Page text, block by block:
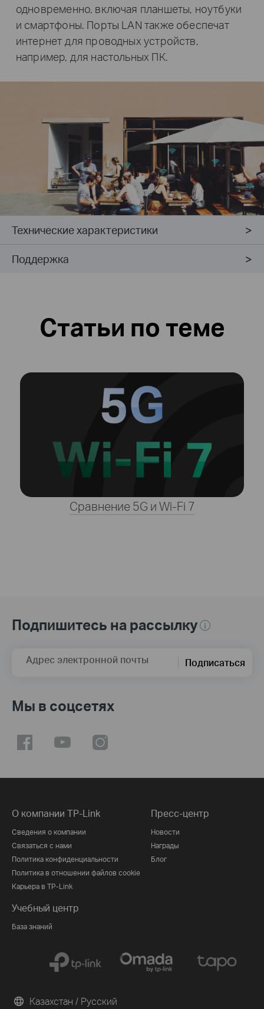
одновременно, включая планшеты, ноутбуки
и смартфоны. Порты LAN также обеспечат
интернет для проводных устройств,
например, для настольных ПК.
Технические характеристики
Поддержка
Статьи по теме
Сравнение 5G и Wi‑Fi 7
Подпишитесь на рассылку
Адрес электронной почты Подписаться
Мы в соцсетях
О компании TP-Link
Сведения о компании
Связаться с нами
Политика конфиденциальности
Политика в отношении файлов cookie
Карьера в TP-Link
Пресс-центр
Новости
Награды
Блог
Учебный центр
База знаний
Казахстан / Русский